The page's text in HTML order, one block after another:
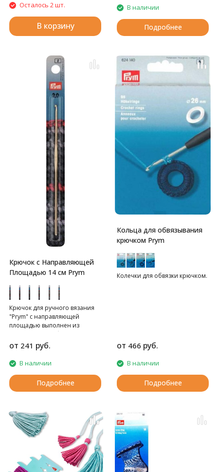
Осталось 2 шт.
В корзину
В наличии
Подробнее
Крючок с Направляющей
Площадью 14 см Prym
Крючок для ручного вязания
"Prym" с направляющей
площадью выполнен из
алюминия серебристого цвета.
Крючок предназначен для
ручного вязания тонкой
пряжей.
от 241 руб.
В наличии
Подробнее
Кольца для обвязывания
крючком Prym
Колечки для обвязки крючком.
от 466 руб.
В наличии
Подробнее